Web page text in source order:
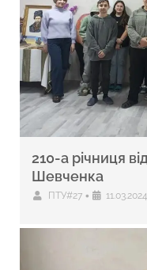
210-а річниця
Шевченка
ПТУ#27 • 11.03.2024